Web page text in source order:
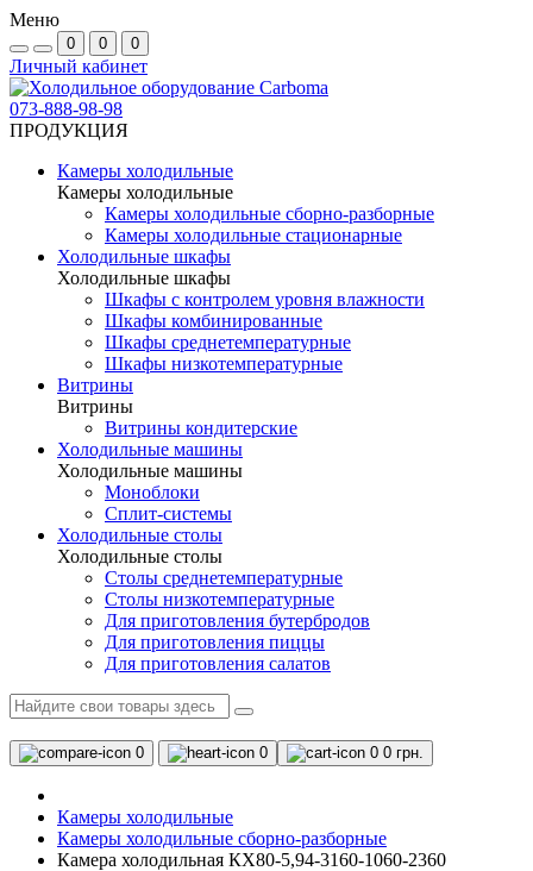
Меню
0 0 0
Личный кабинет
073-888-98-98
ПРОДУКЦИЯ
Камеры холодильные
Камеры холодильные
Камеры холодильные сборно-разборные
Камеры холодильные стационарные
Холодильные шкафы
Холодильные шкафы
Шкафы с контролем уровня влажности
Шкафы комбинированные
Шкафы среднетемпературные
Шкафы низкотемпературные
Витрины
Витрины
Витрины кондитерские
Холодильные машины
Холодильные машины
Моноблоки
Сплит-системы
Холодильные столы
Холодильные столы
Столы среднетемпературные
Столы низкотемпературные
Для приготовления бутербродов
Для приготовления пиццы
Для приготовления салатов
0 0 0 0 грн.
Камеры холодильные
Камеры холодильные сборно-разборные
Камера холодильная КХ80-5,94-3160-1060-2360